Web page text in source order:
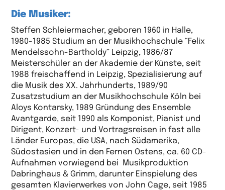
Die Musiker:
Steffen Schleiermacher, geboren 1960 in Halle,
1980-1985 Studium an der Musikhochschule “Felix
Mendelssohn-Bartholdy” Leipzig, 1986/87
Meisterschüler an der Akademie der Künste, seit
1988 freischaffend in Leipzig, Spezialisierung auf
die Musik des XX. Jahrhunderts, 1989/90
Zusatzstudium an der Musikhochschule Köln bei
Aloys Kontarsky, 1989 Gründung des Ensemble
Avantgarde, seit 1990 als Komponist, Pianist und
Dirigent, Konzert- und Vortragsreisen in fast alle
Länder Europas, die USA, nach Südamerika,
Südostasien und in den Fernen Ostens, ca. 60 CD-
Aufnahmen vorwiegend bei Musikproduktion
Dabringhaus & Grimm, darunter Einspielung des
gesamten Klavierwerkes von John Cage, seit 1985